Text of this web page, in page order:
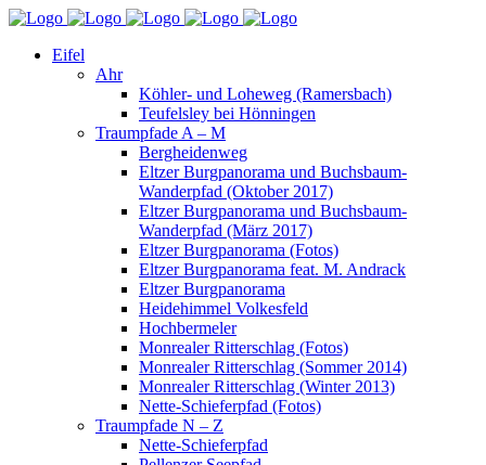
Eifel
Ahr
Köhler- und Loheweg (Ramersbach)
Teufelsley bei Hönningen
Traumpfade A – M
Bergheidenweg
Eltzer Burgpanorama und Buchsbaum-
Wanderpfad (Oktober 2017)
Eltzer Burgpanorama und Buchsbaum-
Wanderpfad (März 2017)
Eltzer Burgpanorama (Fotos)
Eltzer Burgpanorama feat. M. Andrack
Eltzer Burgpanorama
Heidehimmel Volkesfeld
Hochbermeler
Monrealer Ritterschlag (Fotos)
Monrealer Ritterschlag (Sommer 2014)
Monrealer Ritterschlag (Winter 2013)
Nette-Schieferpfad (Fotos)
Traumpfade N – Z
Nette-Schieferpfad